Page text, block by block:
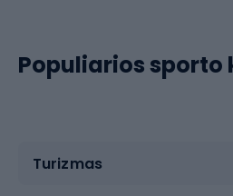
Populiarios sporto
Turizmas